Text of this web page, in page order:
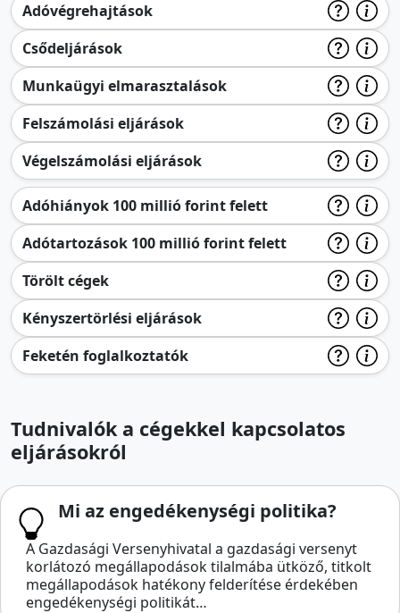
Adóvégrehajtások
Csődeljárások
Munkaügyi elmarasztalások
Felszámolási eljárások
Végelszámolási eljárások
Adóhiányok 100 millió forint felett
Adótartozások 100 millió forint felett
Törölt cégek
Kényszertörlési eljárások
Feketén foglalkoztatók
Tudnivalók a cégekkel kapcsolatos
eljárásokról
Mi az engedékenységi politika?
A Gazdasági Versenyhivatal a gazdasági versenyt
korlátozó megállapodások tilalmába ütköző, titkolt
megállapodások hatékony felderítése érdekében
engedékenységi politikát…